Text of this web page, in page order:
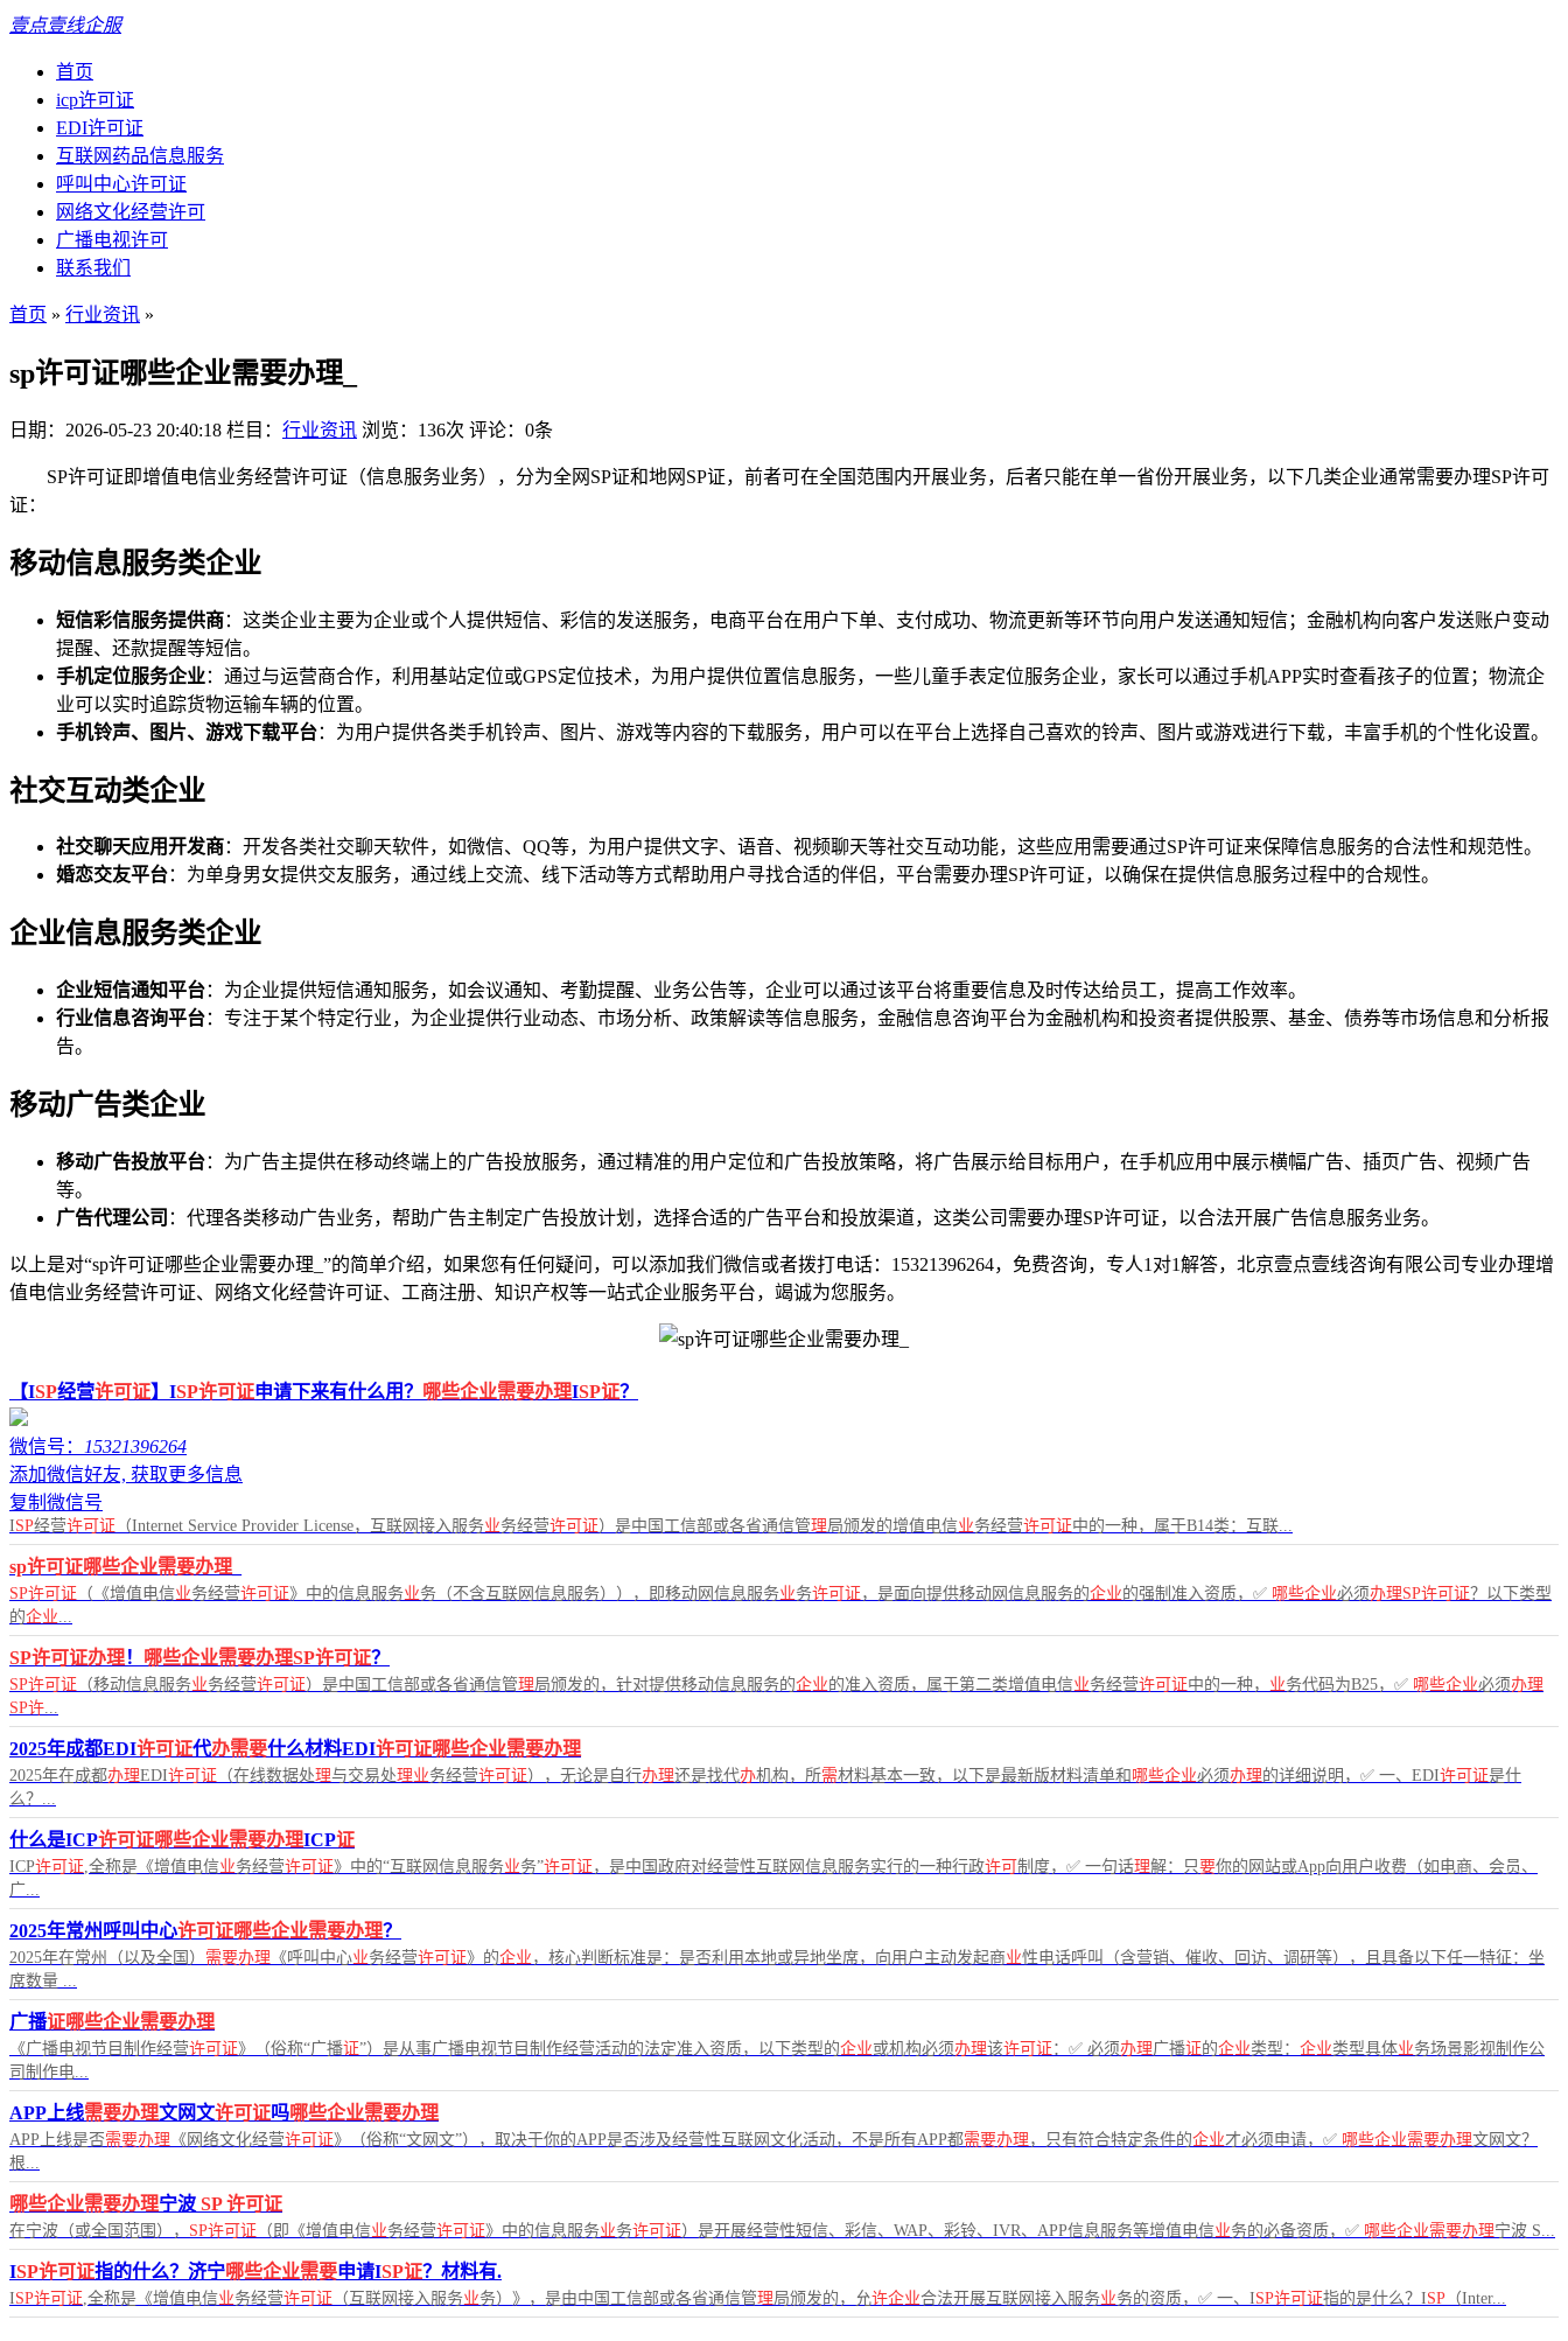
壹点壹线企服
首页
icp许可证
EDI许可证
互联网药品信息服务
呼叫中心许可证
网络文化经营许可
广播电视许可
联系我们
首页 » 行业资讯 »
sp许可证哪些企业需要办理_
日期：2026-05-23 20:40:18 栏目： 行业资讯 浏览：136次 评论：0条
SP许可证即增值电信业务经营许可证（信息服务业务），分为全网SP证和地网SP证，前者可在全国范围内开展业务，后者只能在单一省份开展业务，以下几类企业通常需要办理SP许可
证：
移动信息服务类企业
短信彩信服务提供商：这类企业主要为企业或个人提供短信、彩信的发送服务，电商平台在用户下单、支付成功、物流更新等环节向用户发送通知短信；金融机构向客户发送账户变动
提醒、还款提醒等短信。
手机定位服务企业：通过与运营商合作，利用基站定位或GPS定位技术，为用户提供位置信息服务，一些儿童手表定位服务企业，家长可以通过手机APP实时查看孩子的位置；物流企
业可以实时追踪货物运输车辆的位置。
手机铃声、图片、游戏下载平台：为用户提供各类手机铃声、图片、游戏等内容的下载服务，用户可以在平台上选择自己喜欢的铃声、图片或游戏进行下载，丰富手机的个性化设置。
社交互动类企业
社交聊天应用开发商：开发各类社交聊天软件，如微信、QQ等，为用户提供文字、语音、视频聊天等社交互动功能，这些应用需要通过SP许可证来保障信息服务的合法性和规范性。
婚恋交友平台：为单身男女提供交友服务，通过线上交流、线下活动等方式帮助用户寻找合适的伴侣，平台需要办理SP许可证，以确保在提供信息服务过程中的合规性。
企业信息服务类企业
企业短信通知平台：为企业提供短信通知服务，如会议通知、考勤提醒、业务公告等，企业可以通过该平台将重要信息及时传达给员工，提高工作效率。
行业信息咨询平台：专注于某个特定行业，为企业提供行业动态、市场分析、政策解读等信息服务，金融信息咨询平台为金融机构和投资者提供股票、基金、债券等市场信息和分析报
告。
移动广告类企业
移动广告投放平台：为广告主提供在移动终端上的广告投放服务，通过精准的用户定位和广告投放策略，将广告展示给目标用户，在手机应用中展示横幅广告、插页广告、视频广告
等。
广告代理公司 ：代理各类移动广告业务，帮助广告主制定广告投放计划，选择合适的广告平台和投放渠道，这类公司需要办理SP许可证，以合法开展广告信息服务业务。
以上是对“sp许可证哪些企业需要办理_”的简单介绍，如果您有任何疑问，可以添加我们微信或者拨打电话：15321396264，免费咨询，专人1对1解答，北京壹点壹线咨询有限公司专业办理增
值电信业务经营许可证、网络文化经营许可证、工商注册、知识产权等一站式企业服务平台，竭诚为您服务。
【ISP经营许可证】ISP许可证申请下来有什么用？ 哪些企业需要办理ISP证？
微信号：
15321396264
添加微信好友, 获取更多信息
复制微信号
ISP经营许可证 （Internet Service Provider License，互联网接入服务业务经营许可证）是中国工信部或各省通信管理局颁发的增值电信业务经营许可证中的一种，属于B14类：互联...
sp许可证哪些企业需要办理
SP许可证 （《增值电信业务经营许可证》中的信息服务业务（不含互联网信息服务）），即移动网信息服务业务许可证 ，是面向提供移动网信息服务的企业的强制准入资质，✅ 哪些企业必须办理SP许可证？以下类型
的企业...
SP许可证办理！ 哪些企业需要办理SP许可证？
SP许可证 （移动信息服务业务经营许可证）是中国工信部或各省通信管理局颁发的，针对提供移动信息服务的企业的准入资质，属于第二类增值电信业务经营许可证中的一种， 业务代码为B25，✅ 哪些企业必须办理
SP许...
2025年成都EDI许可证代办需要什么材料EDI许可证哪些企业需要办理
2025年在成都办理EDI许可证 （在线数据处理与交易处理业务经营许可证），无论是自行办理还是找代办机构，所需材料基本一致，以下是最新版材料清单和 哪些企业必须办理的详细说明，✅ 一、EDI许可证是什
么？...
什么是ICP许可证哪些企业需要办理ICP证
ICP许可证,全称是《增值电信业务经营许可证》中的“互联网信息服务业务”许可证 ，是中国政府对经营性互联网信息服务实行的一种行政许可 制度，✅ 一句话理解：只要你的网站或App向用户收费（如电商、会员、
广...
2025年常州呼叫中心许可证哪些企业需要办理？
2025年在常州（以及全国） 需要办理 《呼叫中心业务经营许可证》的企业 ，核心判断标准是：是否利用本地或异地坐席，向用户主动发起商业性电话呼叫（含营销、催收、回访、调研等），且具备以下任一特征：坐
席数量 ...
广播证哪些企业需要办理
《广播电视节目制作经营许可证》（俗称“广播证”）是从事广播电视节目制作经营活动的法定准入资质，以下类型的企业或机构必须办理该许可证 ：✅ 必须办理广播证的企业类型： 企业类型具体业务场景影视制作公
司制作电...
APP上线需要办理文网文许可证吗哪些企业需要办理
APP上线是否需要办理 《网络文化经营许可证》（俗称“文网文”），取决于你的APP是否涉及经营性互联网文化活动，不是所有APP都需要办理 ，只有符合特定条件的企业才必须申请，✅ 哪些企业需要办理文网文？
根...
哪些企业需要办理宁波 SP 许可证
在宁波（或全国范围）， SP许可证 （即《增值电信业务经营许可证》中的信息服务业务许可证）是开展经营性短信、彩信、WAP、彩铃、IVR、APP信息服务等增值电信业务的必备资质，✅ 哪些企业需要办理宁波 S...
ISP许可证指的什么？济宁哪些企业需要申请ISP证？材料有.
ISP许可证,全称是《增值电信业务经营许可证 （互联网接入服务业务）》，是由中国工信部或各省通信管理局颁发的，允许企业合法开展互联网接入服务业务的资质，✅ 一、ISP许可证指的是什么？ISP （Inter...